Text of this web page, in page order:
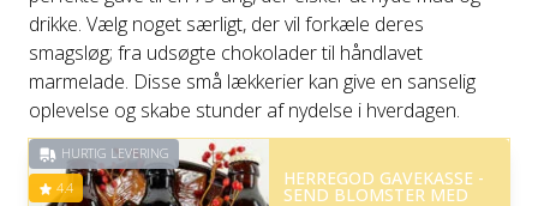
drikke. Vælg noget særligt, der vil forkæle deres
smagsløg; fra udsøgte chokolader til håndlavet
marmelade. Disse små lækkerier kan give en sanselig
oplevelse og skabe stunder af nydelse i hverdagen.
HURTIG LEVERING
4.4 HERREGOD GAVEKASSE -
SEND BLOMSTER MED